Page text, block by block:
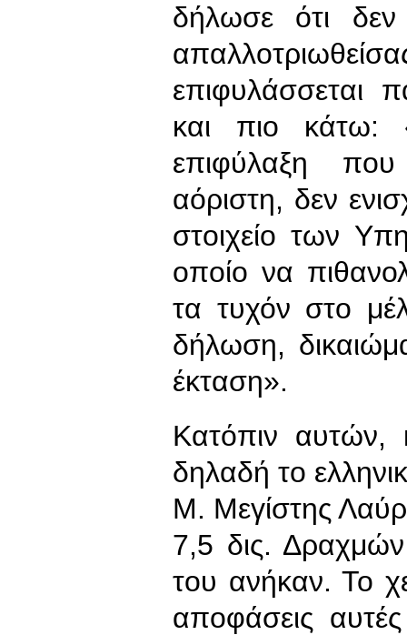
δήλωσε ότι δεν
επιφυλάσσεται
και πιο κάτω:
επιφύλαξη που
αόριστη, δεν
στοιχείο των
οποίο να
τα τυχόν στο
δήλωση,
έκταση».
Κατόπιν αυτών,
δηλαδή το
Μ. Μεγίστης
7,5 δις.
του ανήκαν. Το
αποφάσεις